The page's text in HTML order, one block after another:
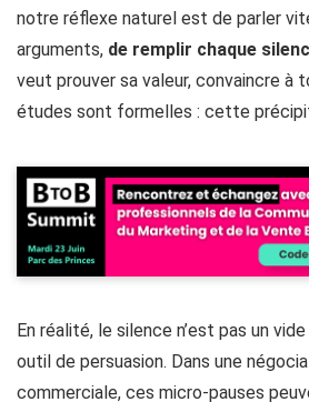
notre réflexe naturel est de parler
arguments, de remplir chaque
veut prouver sa valeur, convaincre à
études sont formelles : cette
En réalité, le silence n’est pas un
outil de persuasion. Dans une
commerciale, ces micro-pauses